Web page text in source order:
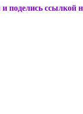
и поделись ссылкой